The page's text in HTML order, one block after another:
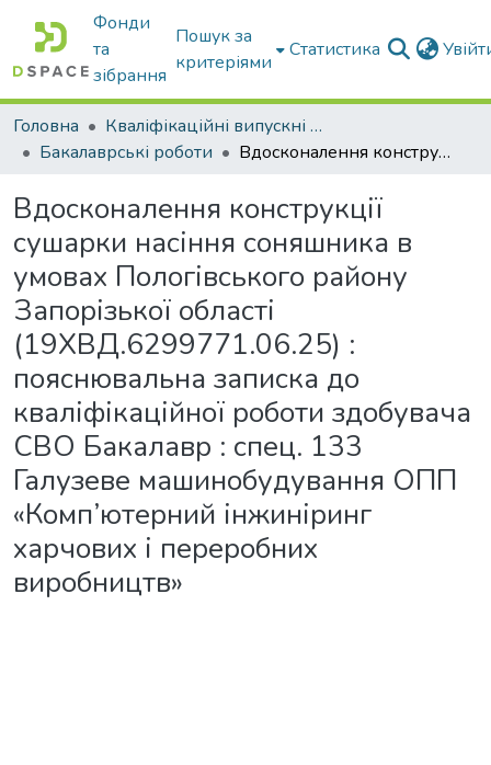
Фонди
та
зібрання
Пошук за
критеріями
Статистика
Головна
Кваліфікаційні випускні роботи бакалаврів і магістрів
Бакалаврські роботи
Вдосконалення конструкції сушарки насіння соняшника в умовах Пологівського району Запорізької області (19ХВД.6299771.06.25) : пояснювальна записка до кваліфікаційної роботи здобувача СВО Бакалавр : спец. 133 Галузеве машинобудування ОПП «Комп’ютерний інжиніринг харчових і переробних виробництв»
Вдосконалення конструкції
сушарки насіння соняшника в
умовах Пологівського району
Запорізької області
(19ХВД.6299771.06.25) :
пояснювальна записка до
кваліфікаційної роботи здобувача
СВО Бакалавр : спец. 133
Галузеве машинобудування ОПП
«Комп’ютерний інжиніринг
харчових і переробних
виробництв»